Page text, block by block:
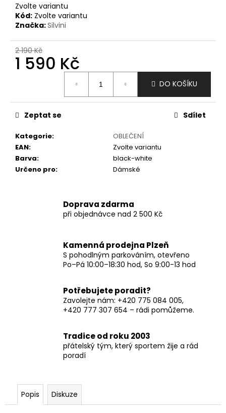
Zvolte variantu
Kód: Zvolte variantu
Značka:Silvini
2 190 Kč
1 590 Kč
DO KOŠÍKU
Kategorie:
OBLEČENÍ
EAN:
Zvolte variantu
Barva:
black-white
Určeno pro: Dámské
Zeptat se Sdílet
Doprava zdarma
při objednávce nad 2 500 Kč
Kamenná prodejna Plzeň
S pohodlným parkováním, otevřeno
Po–Pá 10:00–18:30 hod, So 9:00-13 hod
Potřebujete poradit?
Zavolejte nám: +420 775 084 005,
+420 777 307 654 – rádi pomůžeme.
Tradice od roku 2003
přátelský tým, který sportem žije a rád
poradí
Popis Diskuze
u
č
u